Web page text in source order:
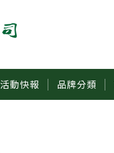
活動快報 品牌分類